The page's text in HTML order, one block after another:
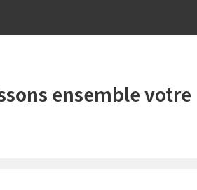
ensemble